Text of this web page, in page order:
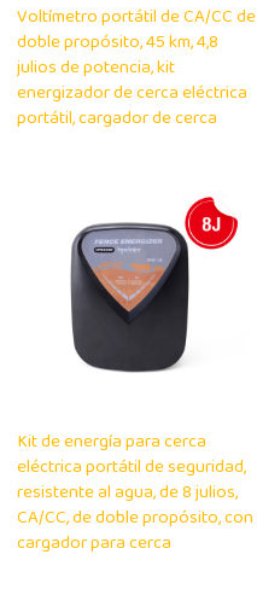
Voltímetro portátil de CA/CC de
doble propósito, 45 km, 4,8
julios de potencia, kit
energizador de cerca eléctrica
portátil, cargador de cerca
Kit de energía para cerca
eléctrica portátil de seguridad,
resistente al agua, de 8 julios,
CA/CC, de doble propósito, con
cargador para cerca